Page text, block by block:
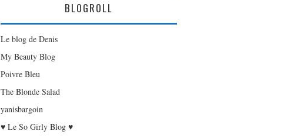
BLOGROLL
Le blog de Denis
My Beauty Blog
Poivre Bleu
The Blonde Salad
yanisbargoin
♥ Le So Girly Blog ♥